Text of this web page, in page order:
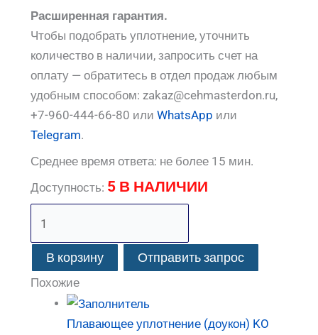
Расширенная гарантия.
Чтобы подобрать уплотнение, уточнить
количество в наличии, запросить счет на
оплату — обратитесь в отдел продаж любым
удобным способом: zakaz@cehmasterdon.ru,
+7-960-444-66-80 илиWhatsApp или
Telegram.
Среднее время ответа: не более 15 мин.
Доступность: 5 В НАЛИЧИИ
В корзину Отправить запрос
Похожие
Плавающее уплотнение (доукон) KO